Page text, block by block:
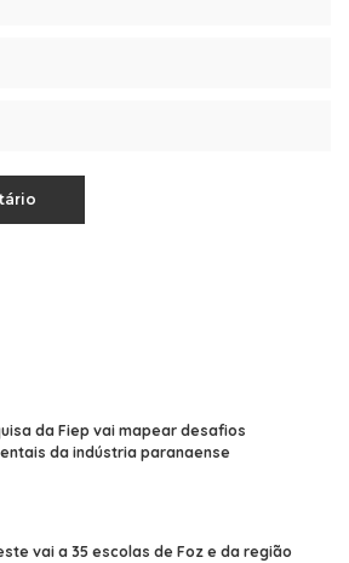
da Fiep vai mapear desafios
da indústria paranaense
vai a 35 escolas de Foz e da região